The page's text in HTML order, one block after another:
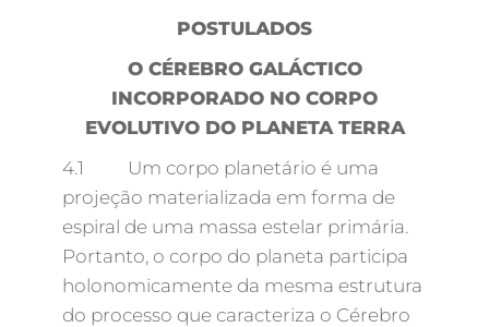
POSTULADOS
O CÉREBRO GALÁCTICO
INCORPORADO NO CORPO
EVOLUTIVO DO PLANETA TERRA
4.1 Um corpo planetário é uma
projeção materializada em forma de
espiral de uma massa estelar primária.
Portanto, o corpo do planeta participa
holonomicamente da mesma estrutura
do processo que caracteriza o Cérebro